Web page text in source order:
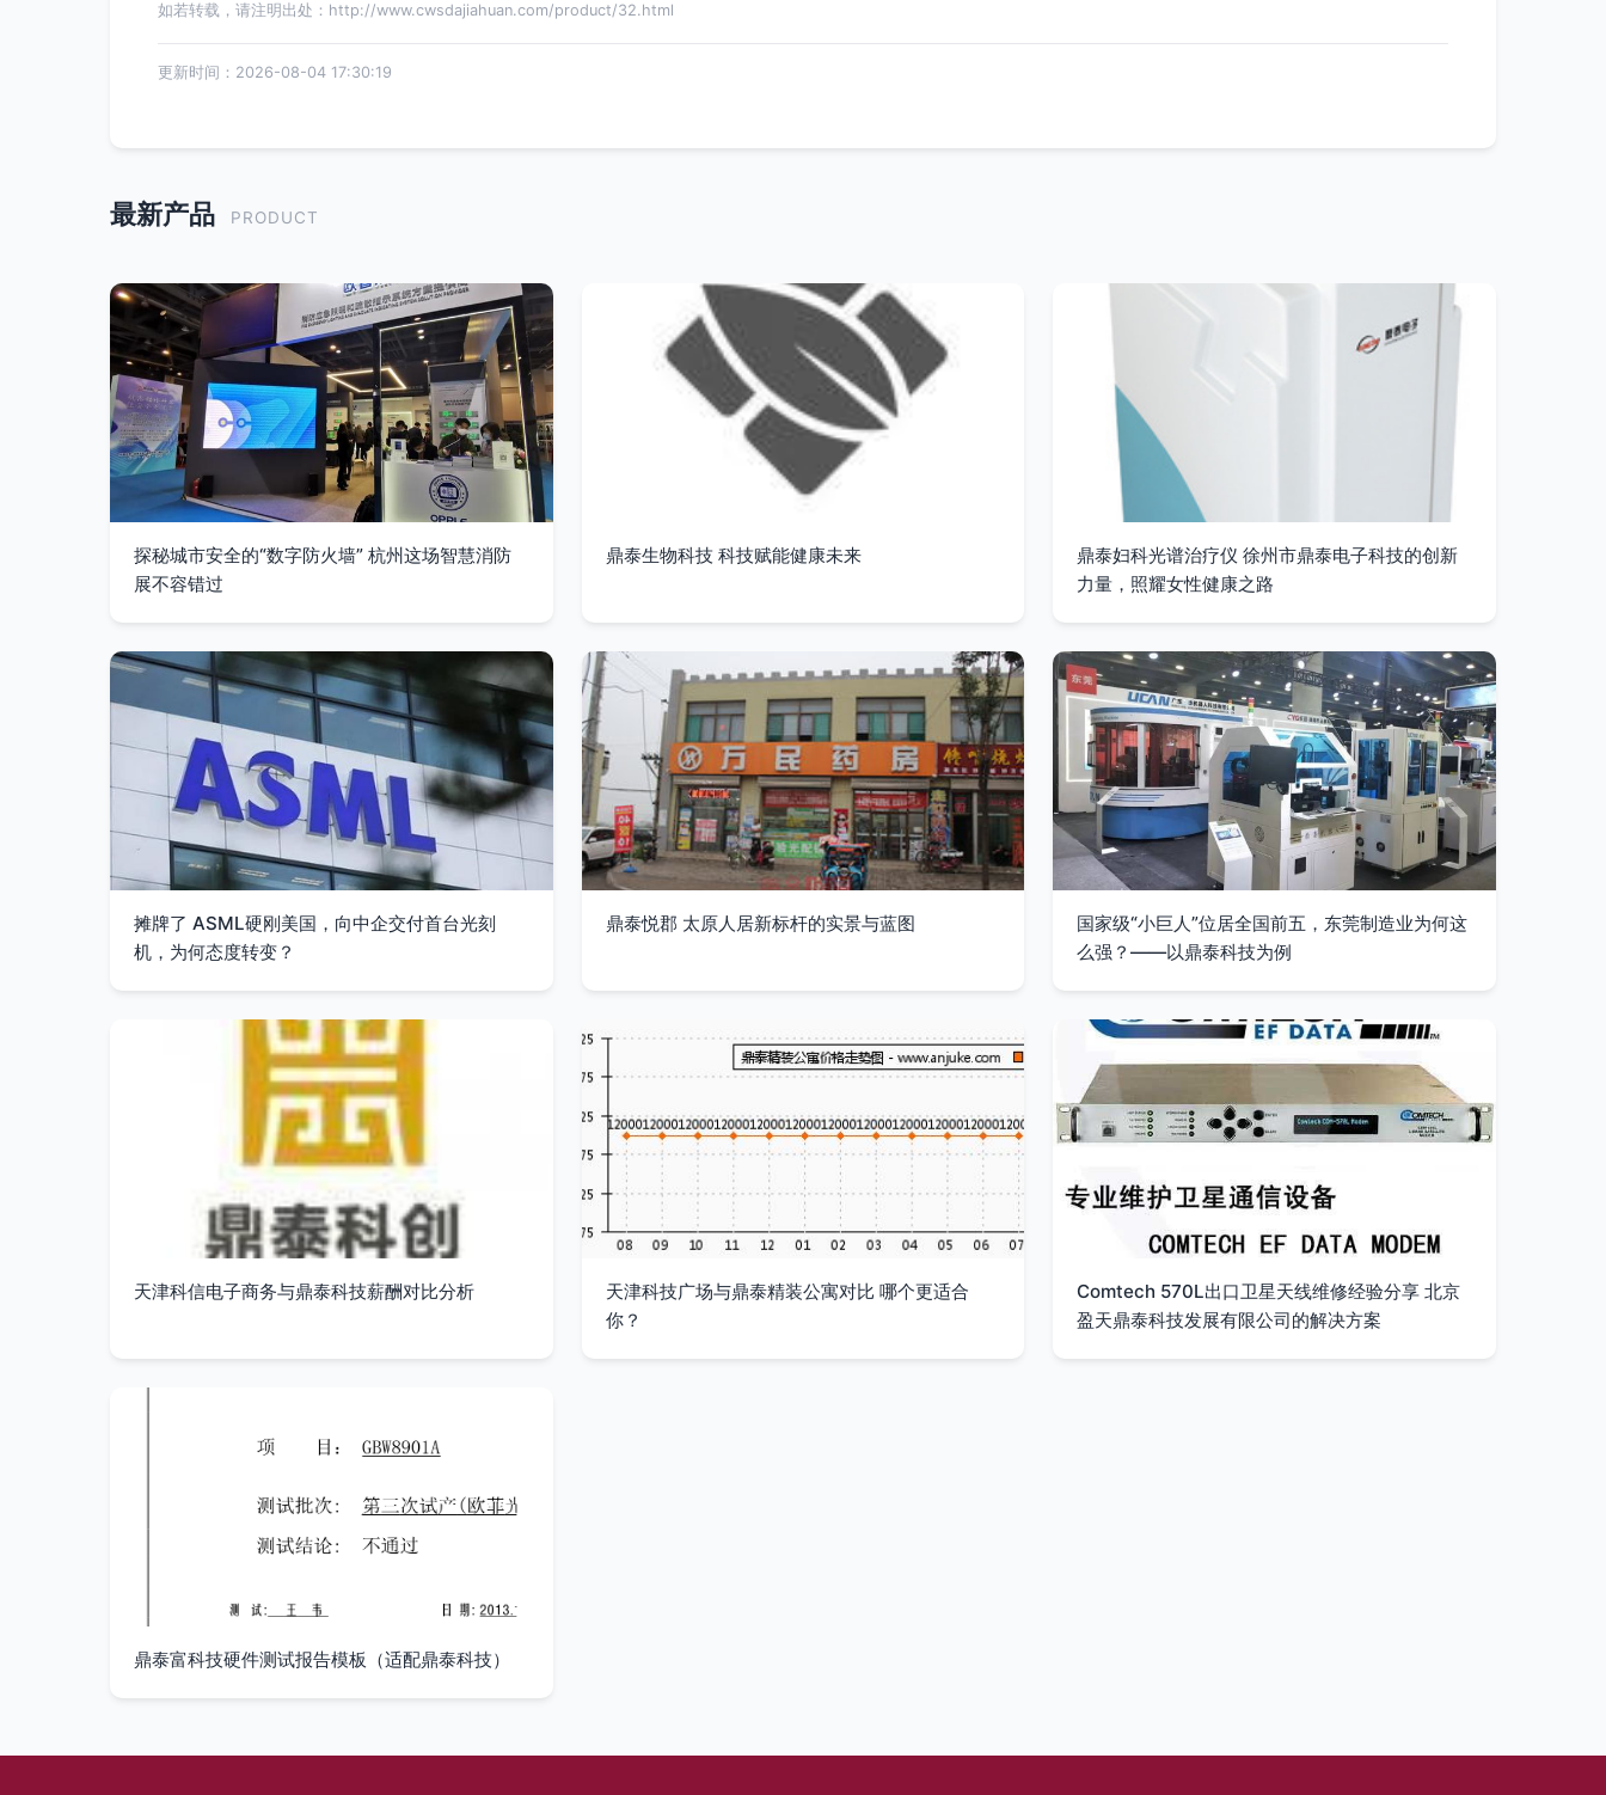
如若转载，请注明出处：http://www.cwsdajiahuan.com/product/32.html
更新时间：2026-08-04 17:30:19
最新产品 PRODUCT
探秘城市安全的“数字防火墙” 杭州这场智慧消防
展不容错过
鼎泰生物科技 科技赋能健康未来
鼎泰妇科光谱治疗仪 徐州市鼎泰电子科技的创新
力量，照耀女性健康之路
摊牌了 ASML硬刚美国，向中企交付首台光刻
机，为何态度转变？
鼎泰悦郡 太原人居新标杆的实景与蓝图
国家级“小巨人”位居全国前五，东莞制造业为何这
么强？——以鼎泰科技为例
天津科信电子商务与鼎泰科技薪酬对比分析
天津科技广场与鼎泰精装公寓对比 哪个更适合
你？
Comtech 570L出口卫星天线维修经验分享 北京
盈天鼎泰科技发展有限公司的解决方案
鼎泰富科技硬件测试报告模板（适配鼎泰科技）